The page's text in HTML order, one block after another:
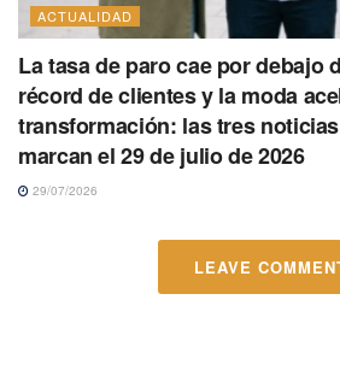
ACTUALIDAD
La tasa de paro cae por debajo
récord de clientes y la moda
transformación: las tres
marcan el 29 de julio de 2026
29/07/2026
LEAVE